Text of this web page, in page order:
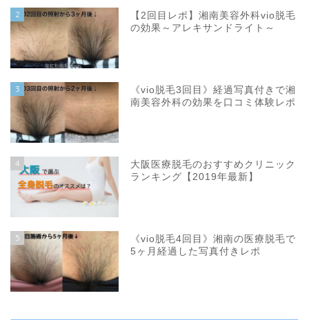
2
【2回目レポ】湘南美容外科vio脱毛
の効果～アレキサンドライト～
3
《vio脱毛3回目》経過写真付きで湘
南美容外科の効果を口コミ体験レポ
4
大阪医療脱毛のおすすめクリニック
ランキング【2019年最新】
5
《vio脱毛4回目》湘南の医療脱毛で
5ヶ月経過した写真付きレポ